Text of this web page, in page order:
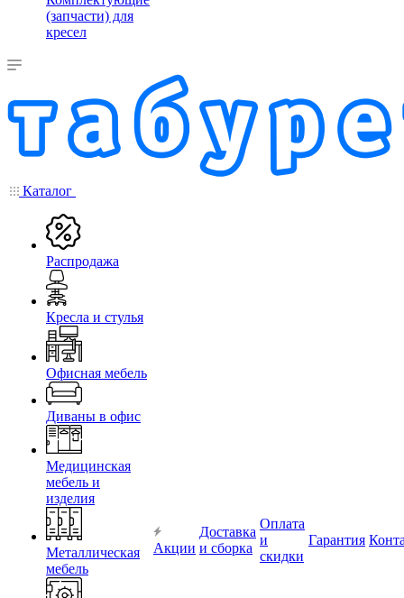
(запчасти) для
кресел
Каталог
Распродажа
Кресла и стулья
Офисная мебель
Диваны в офис
Медицинская
мебель и
изделия
Металлическая
мебель
Акции
Доставка
и сборка
Оплата
и
скидки
Гарантия